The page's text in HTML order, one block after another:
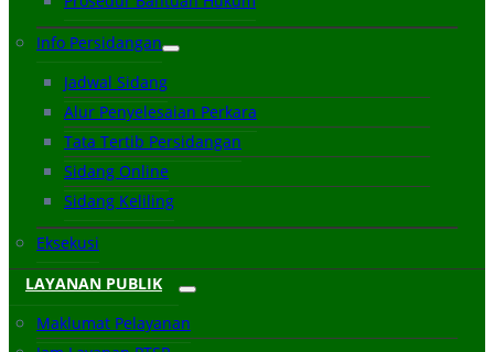
Info Persidangan
Jadwal Sidang
Alur Penyelesaian Perkara
Tata Tertib Persidangan
Sidang Online
Sidang Keliling
Eksekusi
LAYANAN PUBLIK
Maklumat Pelayanan